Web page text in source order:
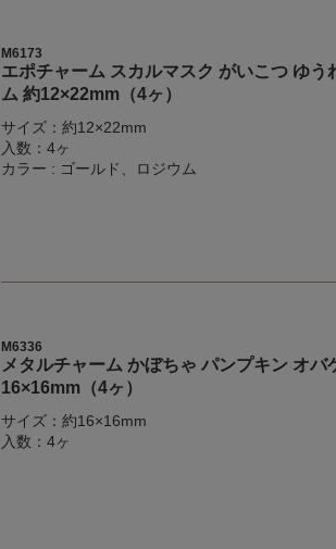
M6173
エポチャーム スカルマスク がいこつ ゆ
ム 約12×22mm（4ヶ）
サイズ：約12×22mm
入数：4ヶ
カラー : ゴールド、ロジウム
M6336
メタルチャーム かぼちゃ パンプキン オ
16×16mm（4ヶ）
サイズ：約16×16mm
入数：4ヶ